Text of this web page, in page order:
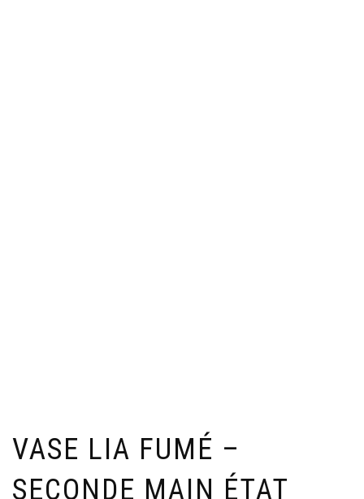
VASE LIA FUMÉ –
SECONDE MAIN ÉTAT